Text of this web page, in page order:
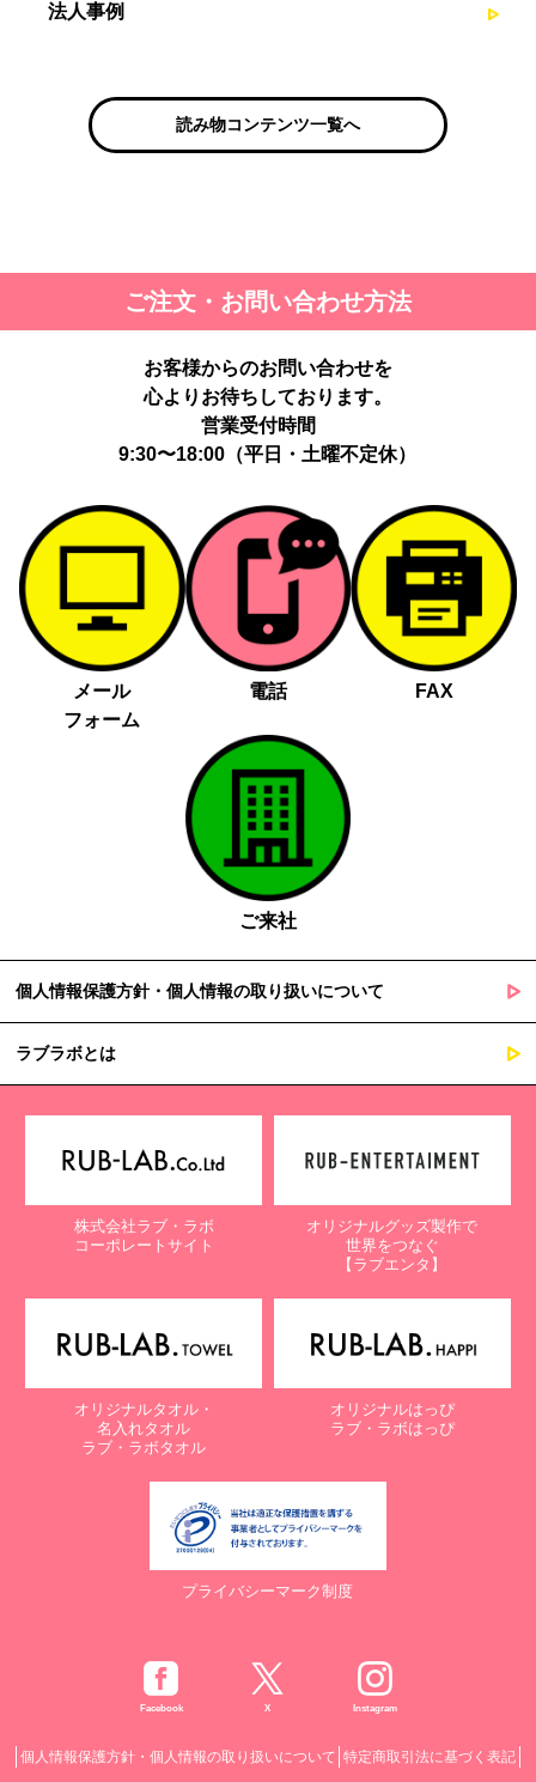
法人事例
読み物コンテンツ一覧へ
ご注文・お問い合わせ方法
お客様からのお問い合わせを
心よりお待ちしております。
営業受付時間
9:30〜18:00（平日・土曜不定休）
メール
フォーム
電話 FAX
ご来社
個人情報保護方針・個人情報の取り扱いについて
ラブラボとは
株式会社ラブ・ラボ
コーポレートサイト
オリジナルグッズ製作で
世界をつなぐ
【ラブエンタ】
オリジナルタオル・
名入れタオル
ラブ・ラボタオル
オリジナルはっぴ
ラブ・ラボはっぴ
プライバシーマーク制度
Facebook X Instagram
個人情報保護方針・個人情報の取り扱いについて 特定商取引法に基づく表記